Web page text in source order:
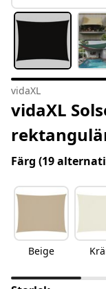
vidaXL
vidaXL
Färg (19
Beige